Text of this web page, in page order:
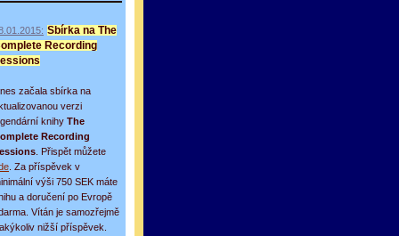
Sbírka na The
Recording
začala sbírka na
verzi
knihy The
Recording
. Přispět můžete
. Za příspěvek v
výši 750 SEK máte
a doručení po Evropě
Vítán je samozřejmě
nižší příspěvek.